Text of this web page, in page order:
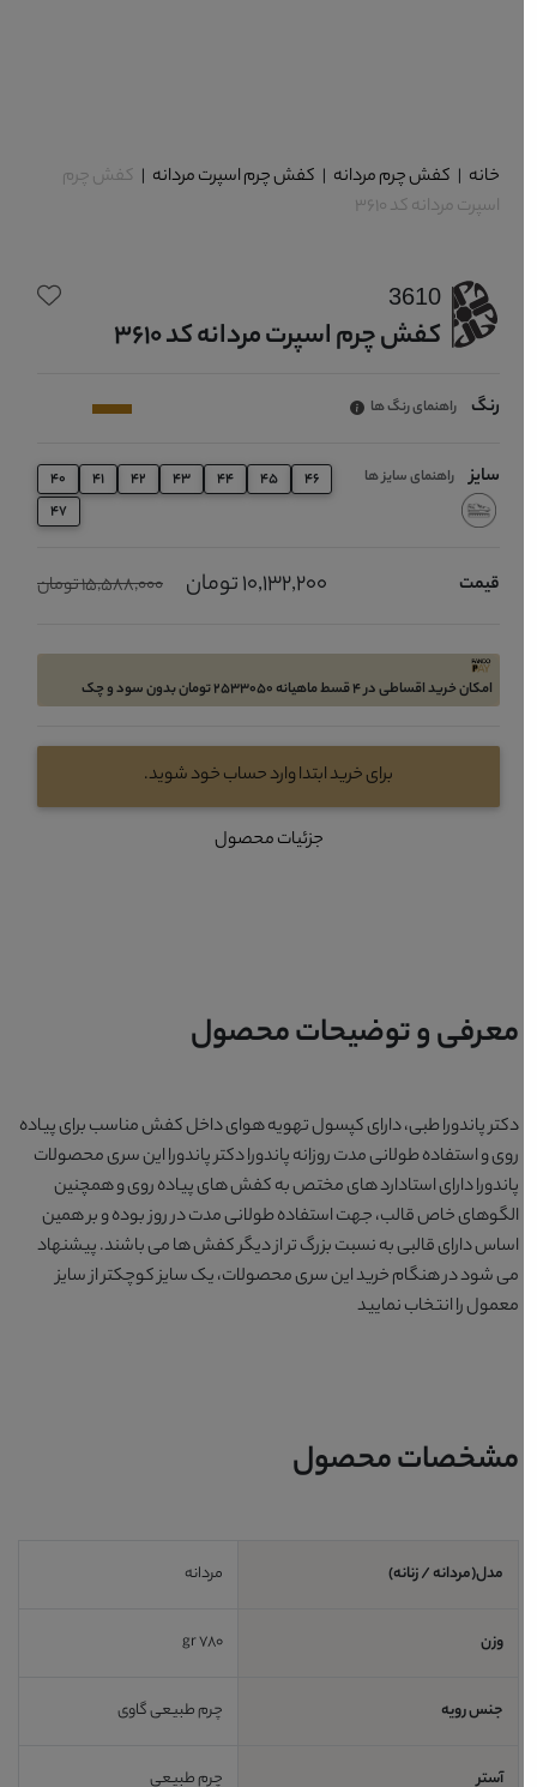
خانه | کفش چرم مردانه| کفش چرم اسپرت مردانه| کفش چرم
اسپرت مردانه کد 3610
3610
کفش چرم اسپرت مردانه کد 3610
رنگ راهنمای رنگ ها
سایز راهنمای سایز ها 40 42 43 44 45
46
47
قیمت 10,132,200 تومان 15,588,000 تومان
امکان خرید اقساطی در 4 قسط ماهیانه 2533050 تومان بدون سود و چک
برای خرید ابتدا وارد حساب خود شوید.
جزئیات محصول
معرفی و توضیحات محصول
دکتر پاندورا طبی، دارای کپسول تهویه هوای داخل کفش مناسب برای پیاده
روی و استفاده طولانی مدت روزانه پاندورا دکتر پاندورا این سری محصولات
پاندورا دارای استادارد های مختص به کفش های پیاده روی و همچنین
الگوهای خاص قالب، جهت استفاده طولانی مدت در روز بوده و بر همین
اساس دارای قالبی به نسبت بزرگ تر از دیگر کفش ها می باشند. پیشنهاد
می شود در هنگام خرید این سری محصولات، یک سایز کوچکتر از سایز
معمول را انتخاب نمایید
مشخصات محصول
مدل(مردانه / زنانه) مردانه
وزن 780 gr
جنس رویه چرم طبیعی گاوی
آستر چرم طبیعی